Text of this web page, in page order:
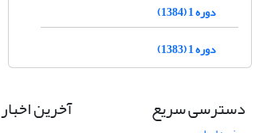
دوره 1 (1384)
دوره 1 (1383)
دسترسی سریع آخرین اخبار